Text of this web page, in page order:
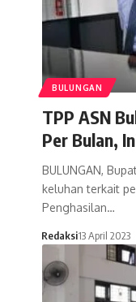
BULUNGAN
TPP ASN
Per Bulan,
BULUNGAN,
keluhan terkait
Penghasilan…
Redaksi13 April 2023